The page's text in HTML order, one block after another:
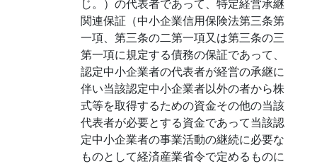
関連保証（中小企業信用保険法第三条第
一項、第三条の二第一項又は第三条の三
第一項に規定する債務の保証であって、
認定中小企業者の代表者が経営の承継に
伴い当該認定中小企業者以外の者から株
式等を取得するための資金その他の当該
代表者が必要とする資金であって当該認
定中小企業者の事業活動の継続に必要な
ものとして経済産業省令で定めるものに